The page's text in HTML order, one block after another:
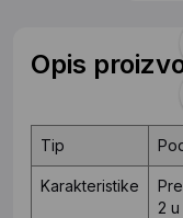
Opis
Tip
Karakteristike
2